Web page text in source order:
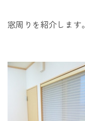
窓周りを紹介します。